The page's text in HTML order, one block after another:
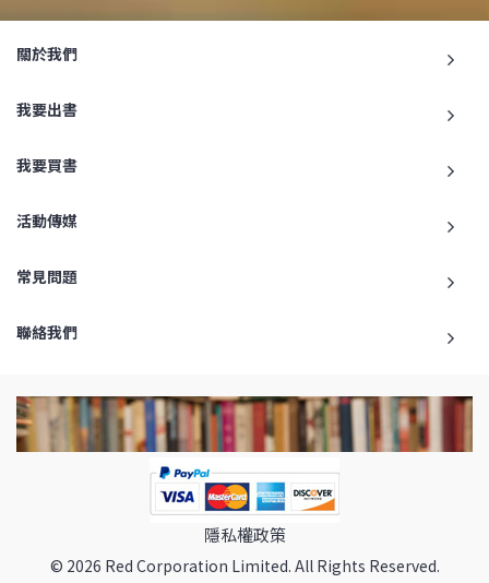
關於我們
我要出書
我要買書
活動傳媒
常見問題
聯絡我們
隱私權政策
© 2026 Red Corporation Limited. All Rights Reserved.